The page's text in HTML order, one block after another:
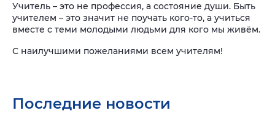
Учитель – это не профессия, а состояние души. Быть
учителем – это значит не поучать кого-то, а учиться
вместе с теми молодыми людьми для кого мы живём.
С наилучшими пожеланиями всем учителям!
Последние новости